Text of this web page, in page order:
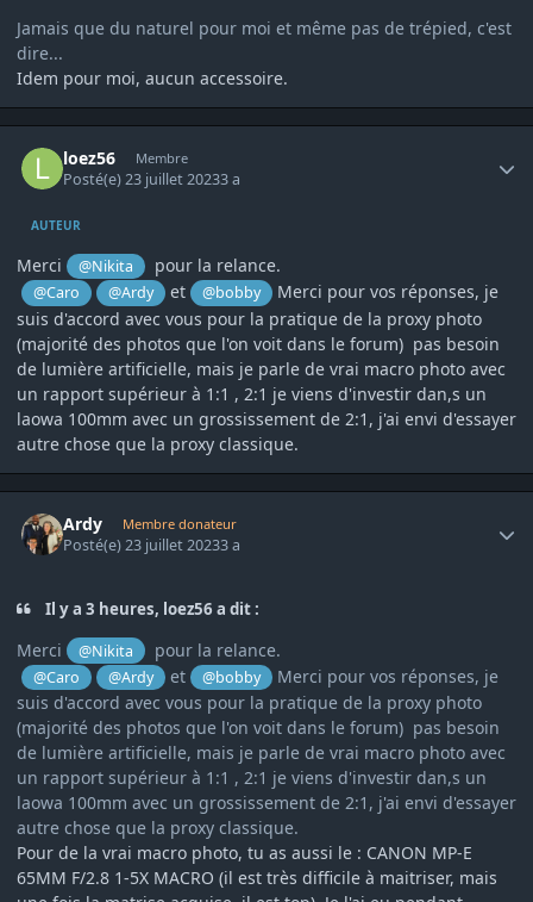
Jamais que du naturel pour moi et même pas de trépied, c'est
dire...
Idem pour moi, aucun accessoire.
loez56 Membre
Posté(e)23 juillet 20233 a
AUTEUR
Merci @Nikita pour la relance.
@Caro @Ardy et @bobby
Merci pour vos réponses, je
suis d'accord avec vous pour la pratique de la proxy photo
(majorité des photos que l'on voit dans le forum) pas besoin
de lumière artificielle, mais je parle de vrai macro photo avec
un rapport supérieur à 1:1 , 2:1 je viens d'investir dan,s un
laowa 100mm avec un grossissement de 2:1, j'ai envi d'essayer
autre chose que la proxy classique.
Ardy Membre donateur
Posté(e)23 juillet 20233 a
Il y a 3 heures, loez56 a dit :
Merci @Nikita pour la relance.
@Caro @Ardy et @bobby
Merci pour vos réponses, je
suis d'accord avec vous pour la pratique de la proxy photo
(majorité des photos que l'on voit dans le forum) pas besoin
de lumière artificielle, mais je parle de vrai macro photo avec
un rapport supérieur à 1:1 , 2:1 je viens d'investir dan,s un
laowa 100mm avec un grossissement de 2:1, j'ai envi d'essayer
autre chose que la proxy classique.
Pour de la vrai macro photo, tu as aussi le : CANON MP-E
65MM F/2.8 1-5X MACRO (il est très difficile à maitriser, mais